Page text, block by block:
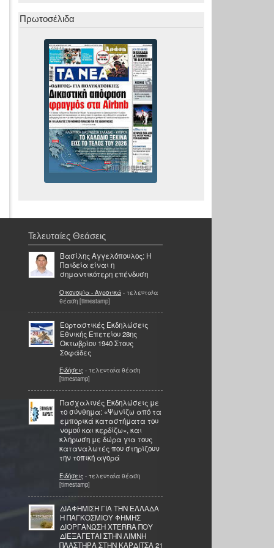
Πρωτοσέλιδα
Τελευταίες Θεάσεις
Βασίλης Αγγελόπουλος: Η
Παιδεία είναι η
σημαντικότερη επένδυση
Οικονομία - Αγροτικά - τελευταία
θέαση [timestamp]
Εορταστικές Εκδηλώσεις
Εθνικής Επετείου 28ης
Οκτωβρίου 1940 Στους
Σοφάδες
Ειδήσεις - τελευταία θέαση
[timestamp]
Πασχαλινές Εκδηλώσεις με
το σύνθημα: «Ψωνίζω από τα
εμπορικά καταστήματα του
νομού και κερδίζω», και
κλήρωση με δώρα για τους
καταναλωτές που στηρίζουν
την τοπική αγορά
Ειδήσεις - τελευταία θέαση
[timestamp]
ΔΙΑΦΗΜIΣΗ ΓΙΑ ΤΗΝ ΕΛΛΑΔΑ
Η ΠΑΓΚΟΣΜΙΟΥ ΦΗΜΗΣ
ΔΙΟΡΓΑΝΩΣΗ XTERRA ΠΟΥ
ΔΙΕΞΑΓΕΤΑΙ ΣΤΗΝ ΛΙΜΝΗ
ΠΛΑΣΤΗΡΑ ΣΤΗΝ ΚΑΡΔΙΤΣΑ 21